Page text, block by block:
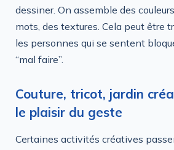
dessiner. On assemble des
mots, des textures. Cela peut être
les personnes qui se sentent
“mal faire”.
Couture, tricot, jardin
le plaisir du geste
Certaines activités créatives